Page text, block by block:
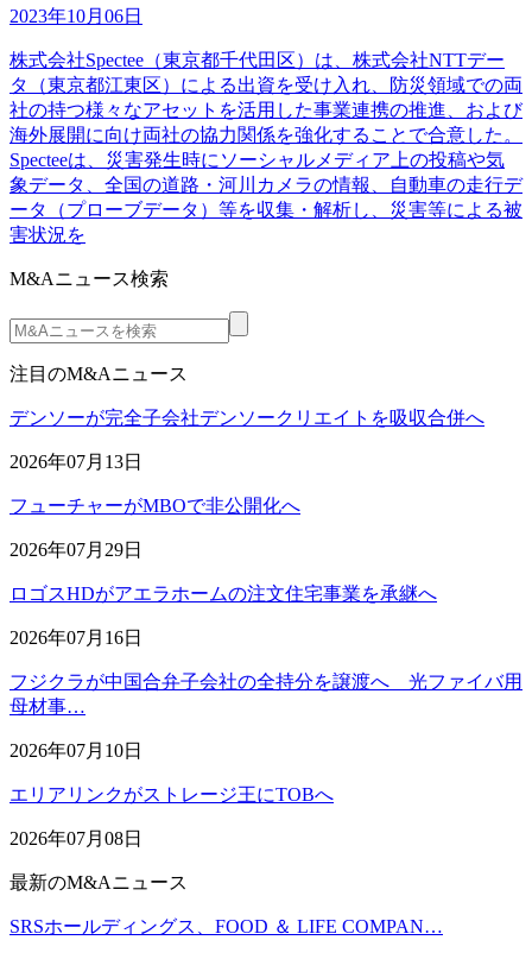
2023年10月06日
株式会社Spectee（東京都千代田区）は、株式会社NTTデー
タ（東京都江東区）による出資を受け入れ、防災領域での両
社の持つ様々なアセットを活用した事業連携の推進、および
海外展開に向け両社の協力関係を強化することで合意した。
Specteeは、災害発生時にソーシャルメディア上の投稿や気
象データ、全国の道路・河川カメラの情報、自動車の走行デ
ータ（プローブデータ）等を収集・解析し、災害等による被
害状況を
M&Aニュース検索
注目のM&Aニュース
デンソーが完全子会社デンソークリエイトを吸収合併へ
2026年07月13日
フューチャーがMBOで非公開化へ
2026年07月29日
ロゴスHDがアエラホームの注文住宅事業を承継へ
2026年07月16日
フジクラが中国合弁子会社の全持分を譲渡へ 光ファイバ用
母材事…
2026年07月10日
エリアリンクがストレージ王にTOBへ
2026年07月08日
最新のM&Aニュース
SRSホールディングス、FOOD ＆ LIFE COMPAN…